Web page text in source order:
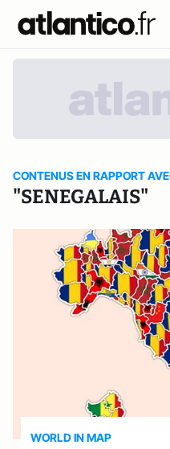
CONTENUS EN RAPPORT
"SENEGALAIS"
WORLD IN MAP